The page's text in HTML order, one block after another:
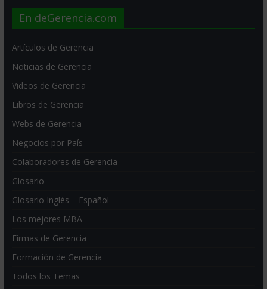
En deGerencia.com
Artículos de Gerencia
Noticias de Gerencia
Videos de Gerencia
Libros de Gerencia
Webs de Gerencia
Negocios por País
Colaboradores de Gerencia
Glosario
Glosario Inglés – Español
Los mejores MBA
Firmas de Gerencia
Formación de Gerencia
Todos los Temas